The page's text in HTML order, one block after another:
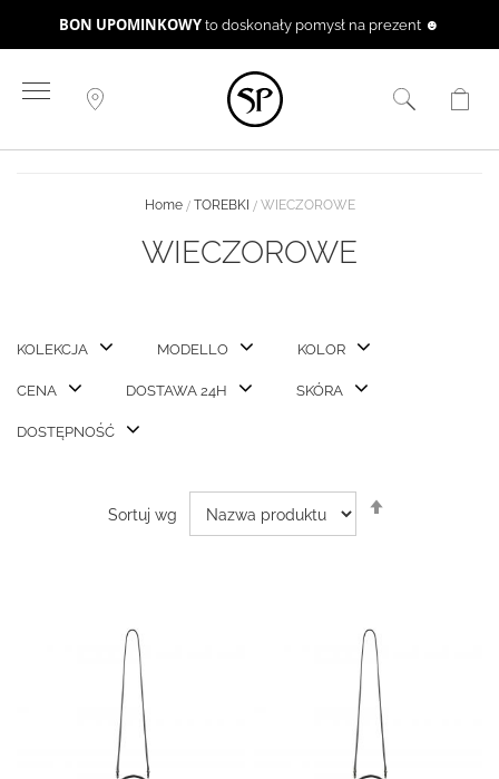
BON UPOMINKOWY to doskonały pomysł na prezent ☻
do
treści
Home TOREBKI WIECZOROWE
WIECZOROWE
KOLEKCJA MODELLO KOLOR
CENA DOSTAWA 24H SKÓRA
DOSTĘPNOŚĆ
Sortuj wg